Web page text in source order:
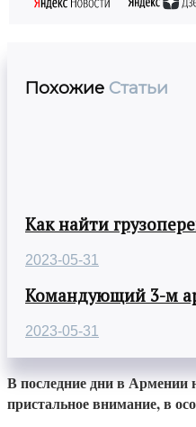
Похожие Статьи
Как найти
2023-05-31
Командующий 3-м
2023-05-31
В последние дни в Армении
пристальное внимание, в